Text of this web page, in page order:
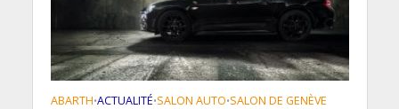
ABARTH•ACTUALITÉ•SALON AUTO•SALON DE GENÈVE